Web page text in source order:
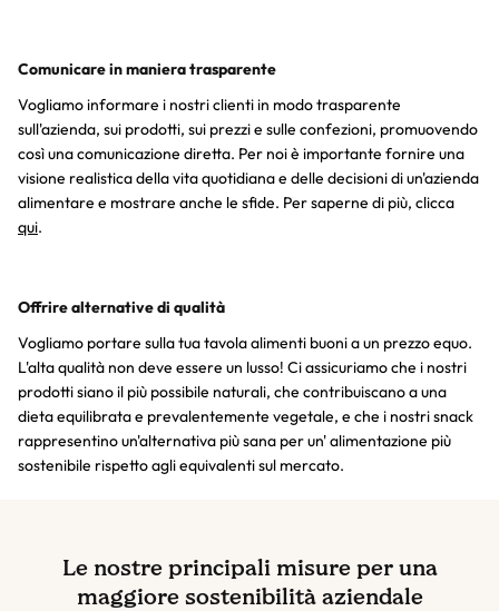
Comunicare in maniera trasparente
Vogliamo informare i nostri clienti in modo trasparente
sull'azienda, sui prodotti, sui prezzi e sulle confezioni, promuovendo
così una comunicazione diretta. Per noi è importante fornire una
visione realistica della vita quotidiana e delle decisioni di un'azienda
alimentare e mostrare anche le sfide. Per saperne di più, clicca
qui.
Offrire alternative di qualità
Vogliamo portare sulla tua tavola alimenti buoni a un prezzo equo.
L'alta qualità non deve essere un lusso! Ci assicuriamo che i nostri
prodotti siano il più possibile naturali, che contribuiscano a una
dieta equilibrata e prevalentemente vegetale, e che i nostri snack
rappresentino un'alternativa più sana per un' alimentazione più
sostenibile rispetto agli equivalenti sul mercato.
Le nostre principali misure per una
maggiore sostenibilità aziendale